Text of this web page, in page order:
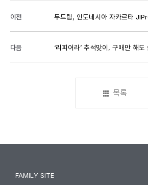
이전
다음 ‘리피어라’ 추석맞이, 구매만 해
목록
FAMILY SITE